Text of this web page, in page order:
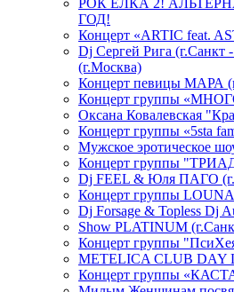
РОК ЕЛКА 2!
ГОД!
Концерт «ARTIC feat.
Dj Сергей Рига (г.Санкт
(г.Москва)
Концерт певицы МАРА
Концерт группы
Оксана Ковалевская
Концерт группы «5sta
Мужское эротическое
Концерт группы
Dj FEEL & Юля ПАГО (г.
Концерт группы
Dj Forsage & Topless Dj
Show PLATINUM
Концерт группы
METELICA CLUB DAY
Концерт группы